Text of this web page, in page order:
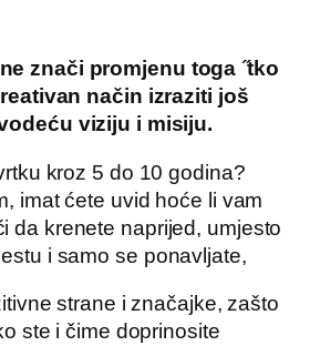
znači promjenu toga ̋tko
način izraziti još
viziju i misiju.
kroz 5 do 10 godina?
imat ćete uvid hoće li vam
da krenete naprijed, umjesto
i samo se ponavljate,
strane i značajke, zašto
ste i čime doprinosite